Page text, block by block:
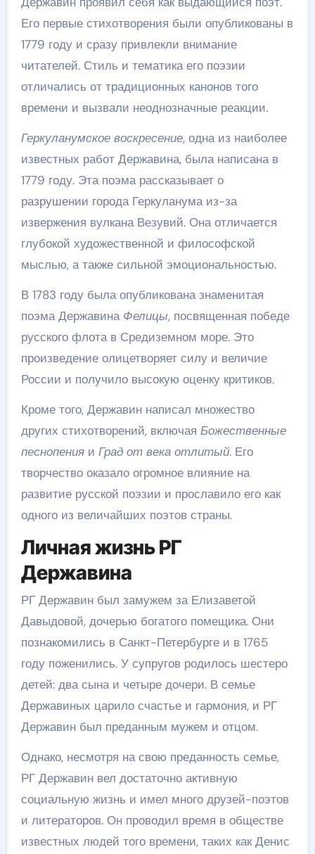
Его первые стихотворения были опубликованы в
1779 году и сразу привлекли внимание
читателей. Стиль и тематика его поэзии
отличались от традиционных канонов того
времени и вызвали неоднозначные реакции.
Геркуланумское воскресение, одна из наиболее
известных работ Державина, была написана в
1779 году. Эта поэма рассказывает о
разрушении города Геркуланума из-за
извержения вулкана Везувий. Она отличается
глубокой художественной и философской
мыслью, а также сильной эмоциональностью.
В 1783 году была опубликована знаменитая
поэма Державина Фелицы, посвященная победе
русского флота в Средиземном море. Это
произведение олицетворяет силу и величие
России и получило высокую оценку критиков.
Кроме того, Державин написал множество
других стихотворений, включая Божественные
песнопенияи Град от века отлитый. Его
творчество оказало огромное влияние на
развитие русской поэзии и прославило его как
одного из величайших поэтов страны.
Личная жизнь РГ
Державина
РГ Державин был замужем за Елизаветой
Давыдовой, дочерью богатого помещика. Они
познакомились в Санкт-Петербурге и в 1765
году поженились. У супругов родилось шестеро
детей: два сына и четыре дочери. В семье
Державиных царило счастье и гармония, и РГ
Державин был преданным мужем и отцом.
Однако, несмотря на свою преданность семье,
РГ Державин вел достаточно активную
социальную жизнь и имел много друзей-поэтов
и литераторов. Он проводил время в обществе
известных людей того времени, таких как Денис